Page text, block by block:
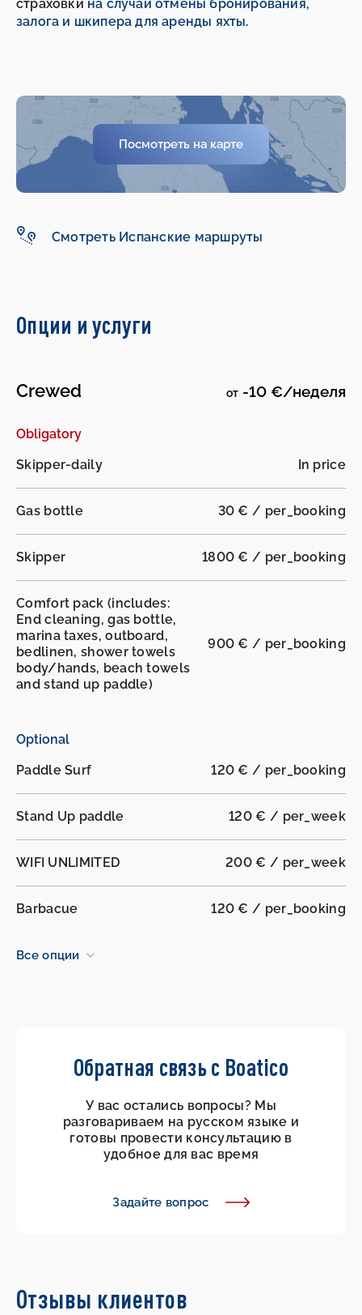
страховки на случай отмены бронирования,
залога и шкипера для аренды яхты.
Посмотреть на карте
Смотреть Испанские маршруты
Опции и услуги
Crewed от -10 €/неделя
Obligatory
Skipper-daily
In price
Gas bottle 30 € / per_booking
Skipper 1800 € / per_booking
Comfort pack (includes:
End cleaning, gas bottle,
marina taxes, outboard,
bedlinen, shower towels
body/hands, beach towels
and stand up paddle)
900 € / per_booking
Optional
Paddle Surf
120 € / per_booking
Stand Up paddle 120 € / per_week
WIFI UNLIMITED 200 € / per_week
Barbacue 120 € / per_booking
Все опции
Обратная связь с Boatico
У вас остались вопросы? Мы
разговариваем на русском языке и
готовы провести консультацию в
удобное для вас время
Задайте вопрос
Отзывы клиентов
- -